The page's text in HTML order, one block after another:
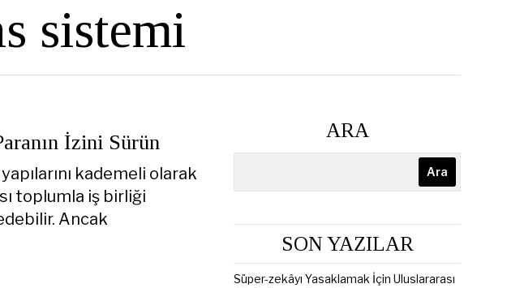
sistemi
İzini Sürün
kademeli olarak
toplumla iş birliği
Ancak
ARA
Ara
SON YAZILAR
Süper-zekâyı Yasaklamak İçin Uluslararası